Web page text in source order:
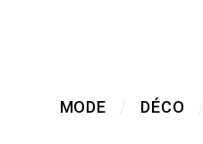
MODE DÉCO